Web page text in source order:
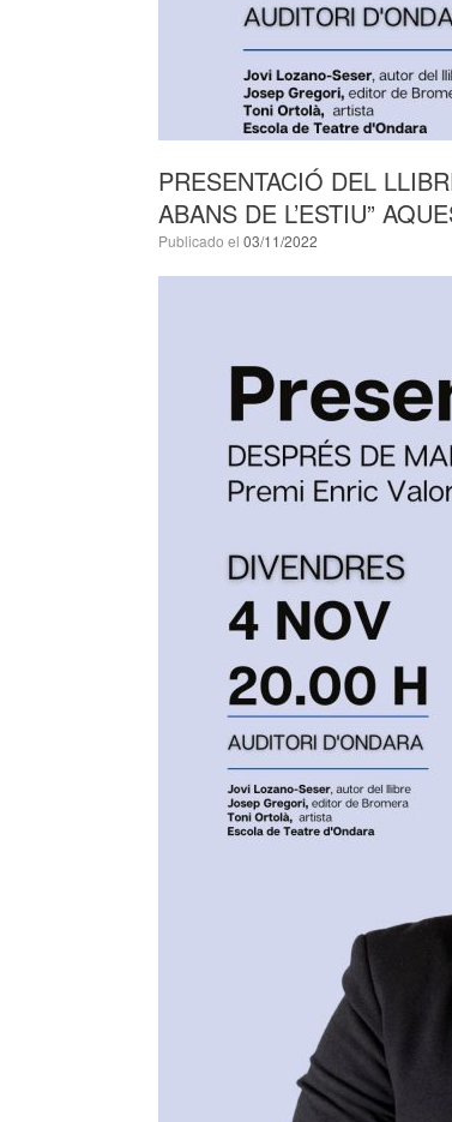
PRESENTACIÓ DEL
ABANS DE L’ESTIU”
Publicado el 03/11/2022